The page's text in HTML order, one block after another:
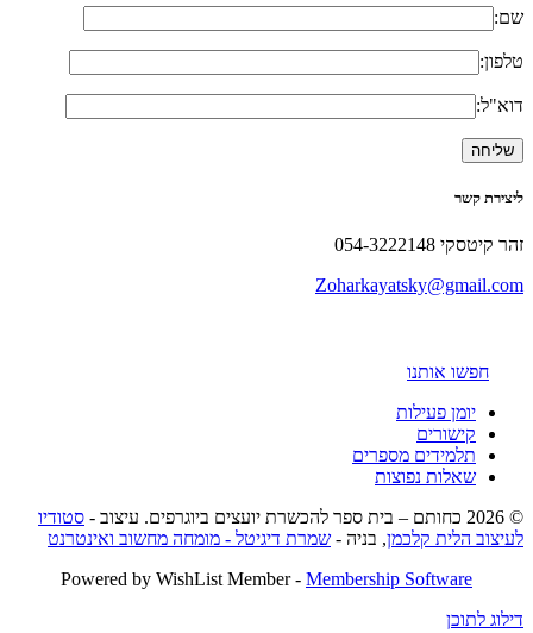
שם:
טלפון:
דוא"ל:
ליצירת קשר
זהר קיטסקי 054-3222148
Zoharkayatsky@gmail.com
חפשו אותנו
יומן פעילות
קישורים
תלמידים מספרים
שאלות נפוצות
© 2026 כחותם – בית ספר להכשרת יועצים ביוגרפים. עיצוב -
סטודיו
לעיצוב הלית קלכמן, בניה - שמרת דיגיטל - מומחה מחשוב ואינטרנט
Powered by WishList Member - Membership Software
דילוג לתוכן